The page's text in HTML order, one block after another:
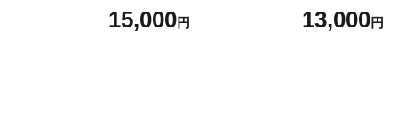
15,000円
１P 計2P) 真空パック 冷凍
13,000円